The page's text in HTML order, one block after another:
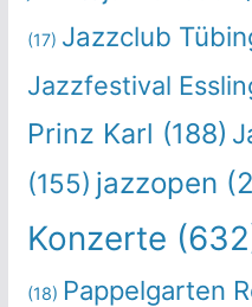
(17) Jazzclub
Jazzfestival
Prinz Karl (188)
(155) jazzopen
Konzerte
(18) Pappelgarten